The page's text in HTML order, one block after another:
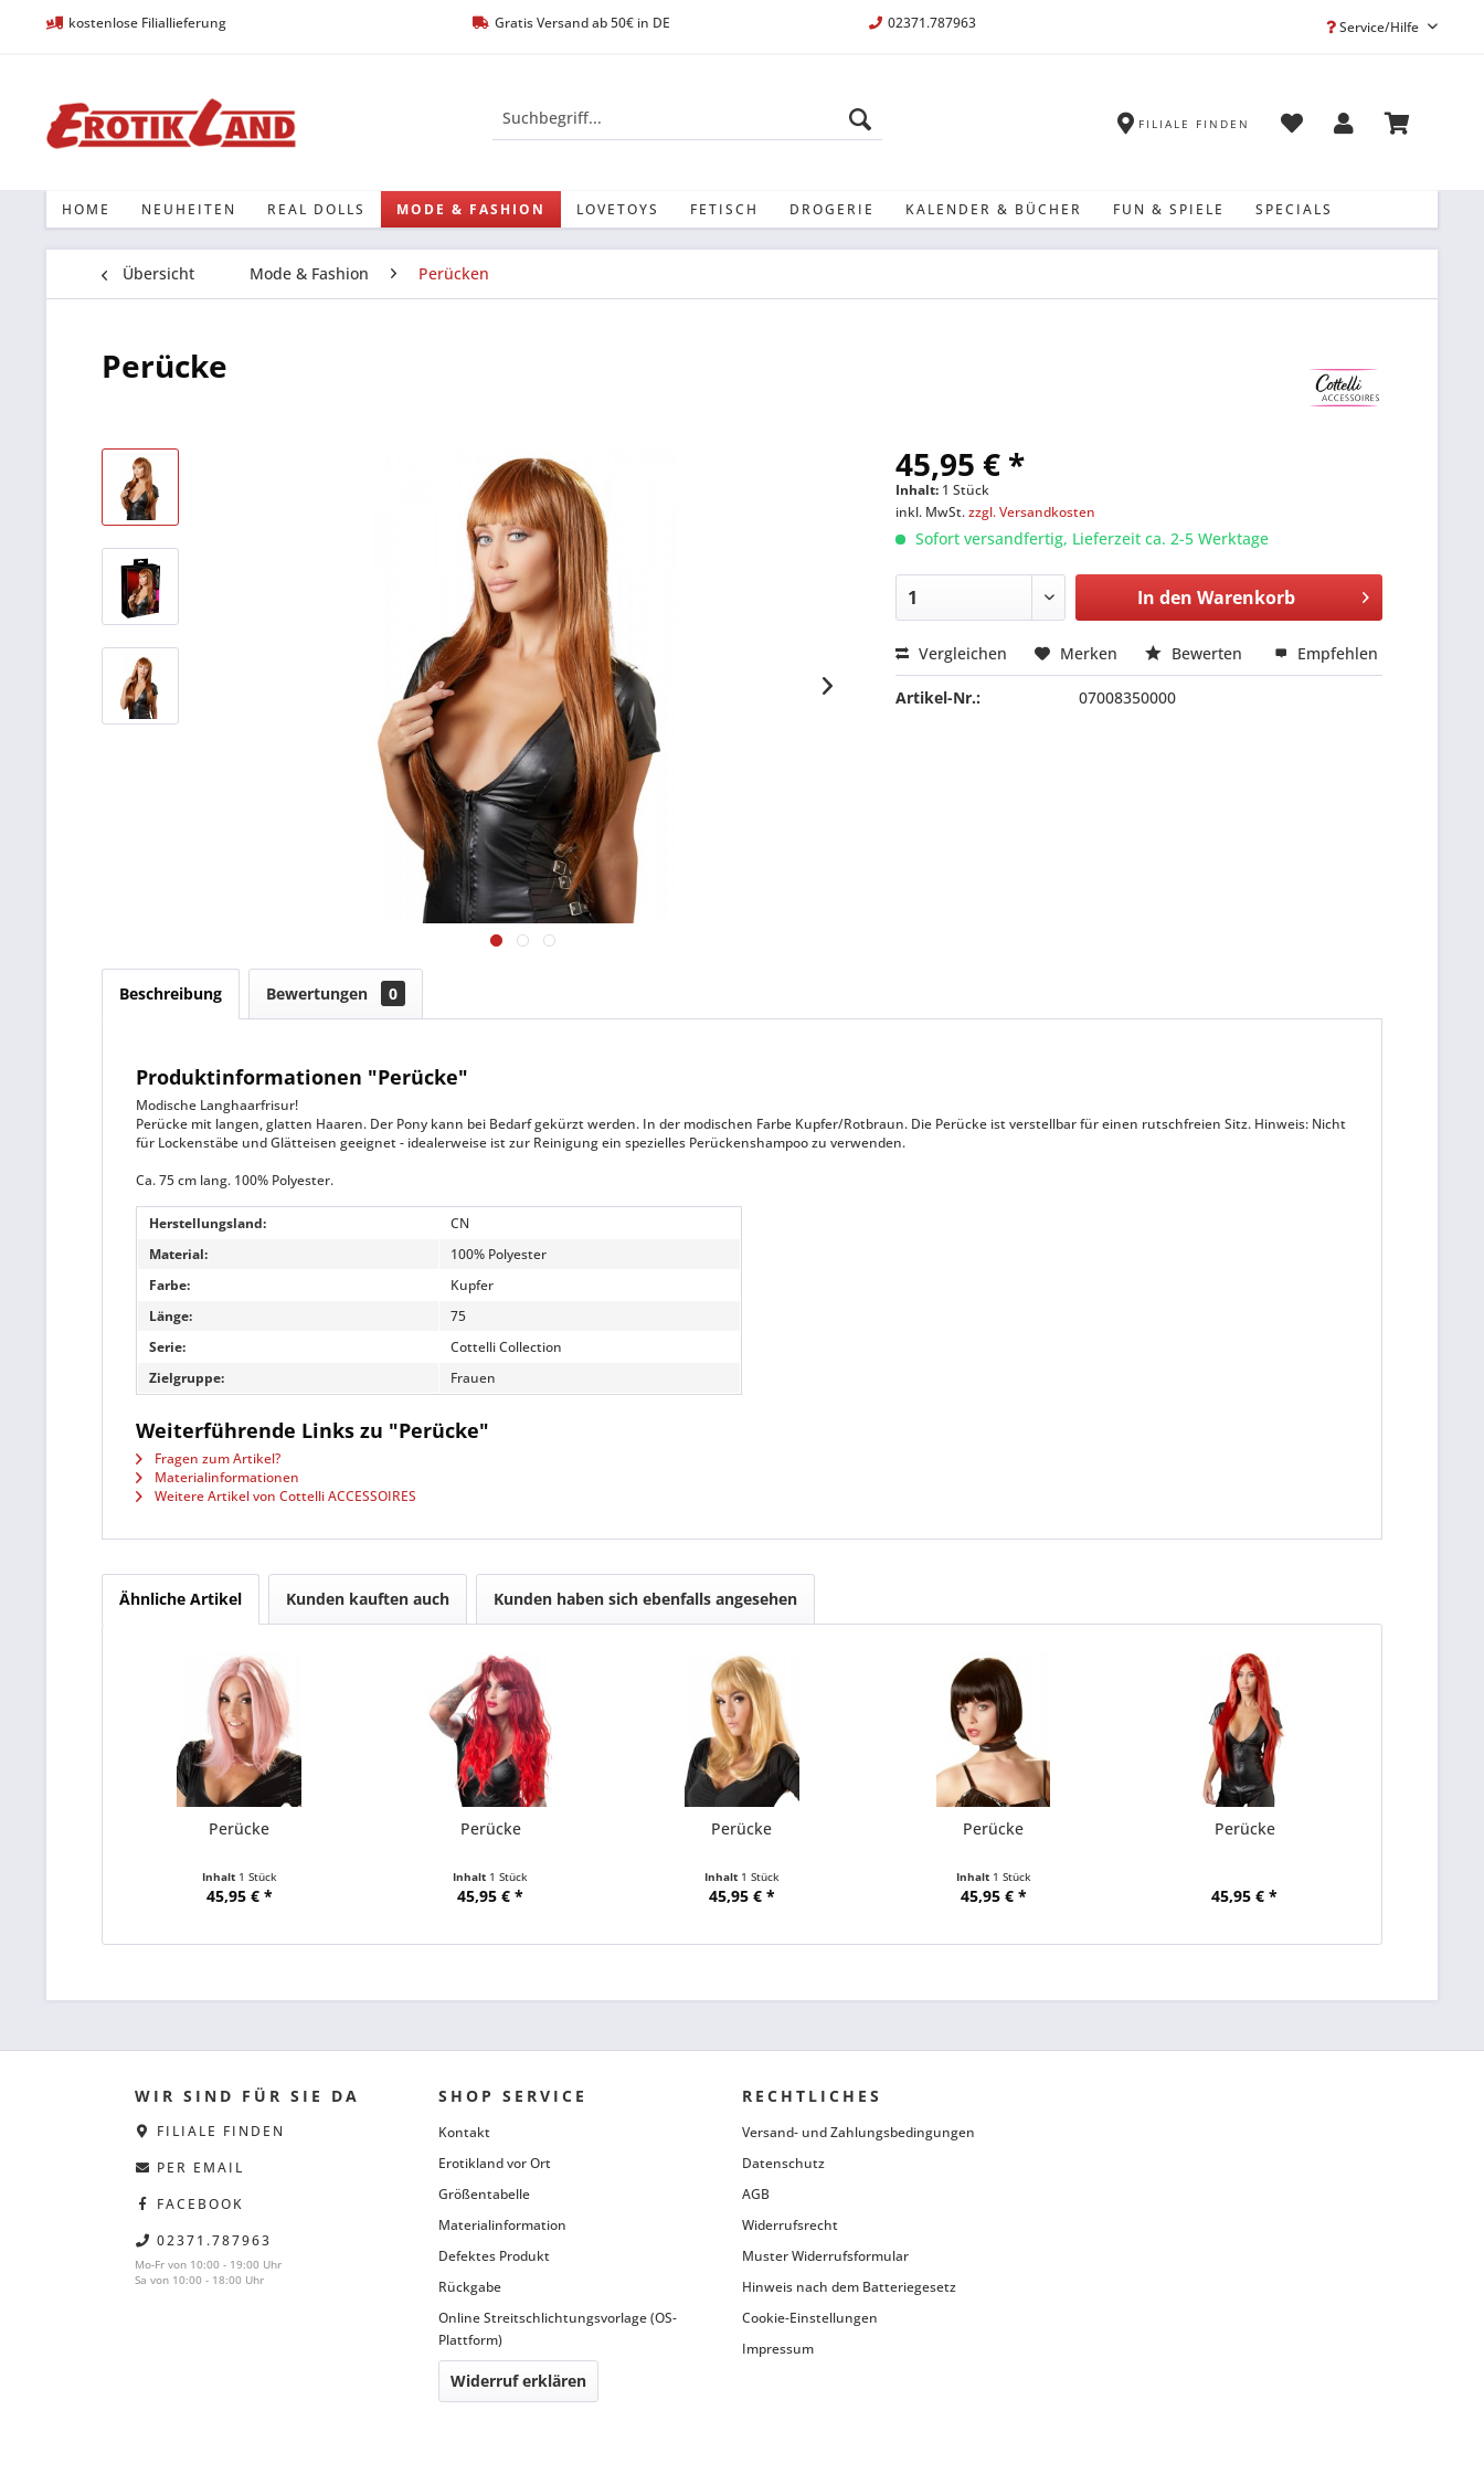
kostenlose Filiallieferung Gratis Versand ab 50€ in DE 02371.787963 Service/Hilfe
FILIALE FINDEN
HOME NEUHEITEN REAL DOLLS MODE & FASHION LOVETOYS FETISCH DROGERIE KALENDER & BÜCHER FUN & SPIELE SPECIALS
Übersicht Mode & Fashion Perücken
Perücke
45,95 € *
Inhalt: 1 Stück
inkl. MwSt.zzgl. Versandkosten
Sofort versandfertig, Lieferzeit ca. 2-5 Werktage
In den Warenkorb
Vergleichen Merken Bewerten Empfehlen
Artikel-Nr.: 07008350000
Beschreibung Bewertungen 0
Produktinformationen "Perücke"
Modische Langhaarfrisur!
Perücke mit langen, glatten Haaren. Der Pony kann bei Bedarf gekürzt werden. In der modischen Farbe Kupfer/Rotbraun. Die Perücke ist verstellbar für einen rutschfreien Sitz. Hinweis: Nicht
für Lockenstäbe und Glätteisen geeignet - idealerweise ist zur Reinigung ein spezielles Perückenshampoo zu verwenden.
Ca. 75 cm lang. 100% Polyester.
Herstellungsland:
CN
Material:
100% Polyester
Farbe:
Kupfer
Länge:
75
Serie:
Cottelli Collection
Zielgruppe:
Frauen
Weiterführende Links zu "Perücke"
Fragen zum Artikel?
Materialinformationen
Weitere Artikel von Cottelli ACCESSOIRES
Ähnliche Artikel Kunden kauften auch Kunden haben sich ebenfalls angesehen
Perücke
Inhalt 1 Stück
45,95 € *
Perücke
Inhalt 1 Stück
45,95 € *
Perücke
Inhalt 1 Stück
45,95 € *
Perücke
Inhalt 1 Stück
45,95 € *
Perücke
45,95 € *
WIR SIND FÜR SIE DA
FILIALE FINDEN
PER EMAIL
FACEBOOK
02371.787963
Mo-Fr von 10:00 - 19:00 Uhr
Sa von 10:00 - 18:00 Uhr
SHOP SERVICE
Kontakt
Erotikland vor Ort
Größentabelle
Materialinformation
Defektes Produkt
Rückgabe
Online Streitschlichtungsvorlage (OS-
Plattform)
Widerruf erklären
RECHTLICHES
Versand- und Zahlungsbedingungen
Datenschutz
AGB
Widerrufsrecht
Muster Widerrufsformular
Hinweis nach dem Batteriegesetz
Cookie-Einstellungen
Impressum